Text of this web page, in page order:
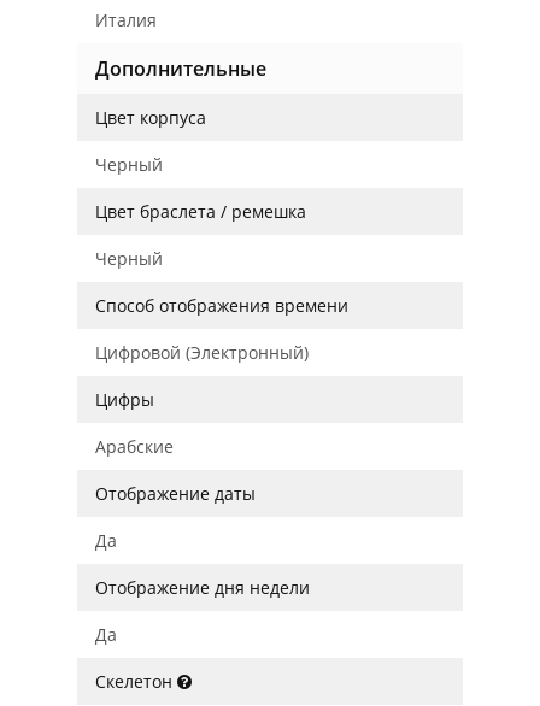
Италия
Дополнительные
Цвет корпуса
Черный
Цвет браслета / ремешка
Черный
Способ отображения времени
Цифровой (Электронный)
Цифры
Арабские
Отображение даты
Да
Отображение дня недели
Да
Скелетон